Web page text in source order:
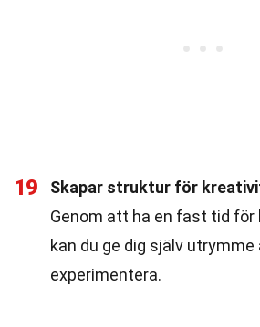
19
Skapar struktur för
Genom att ha en fast tid för
kan du ge dig själv
experimentera.